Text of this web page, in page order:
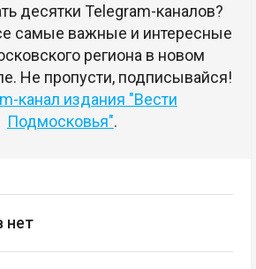
десятки Telegram-каналов?
самые важные и интересные
региона в новом
Не пропусти, подписывайся!
канал издания "Вести
Подмосковья".
нет